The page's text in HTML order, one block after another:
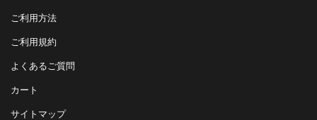
ご利用方法
ご利用規約
よくあるご質問
カート
サイトマップ